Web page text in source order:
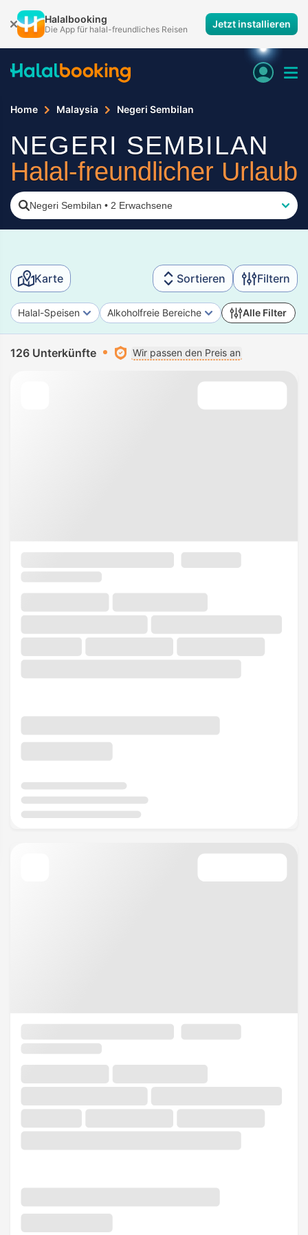
Halalbooking
Die App für halal-freundliches Reisen Jetzt installieren
Home Malaysia Negeri Sembilan
NEGERI SEMBILAN
Halal-freundlicher Urlaub
Negeri Sembilan • 2 Erwachsene
Karte Sortieren Filtern
Halal-Speisen Alkoholfreie Bereiche Alle Filter
126 Unterkünfte Wir passen den Preis an